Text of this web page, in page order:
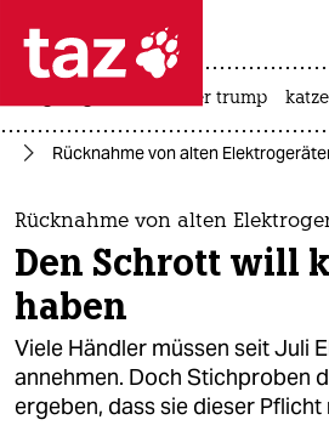
 taz zahl ich
taz zahl ich
themen
politik
öko
gesellschaft
usa unter trump
Rücknahme von alten
Rücknahme von alten
Den Schrott will
haben
Viele Händler müssen seit Juli
annehmen. Doch Stichproben
ergeben, dass sie dieser